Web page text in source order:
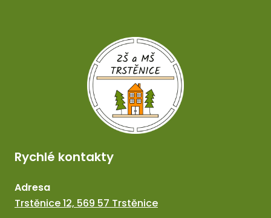
Rychlé kontakty
Adresa
Trstěnice 12, 569 57 Trstěnice